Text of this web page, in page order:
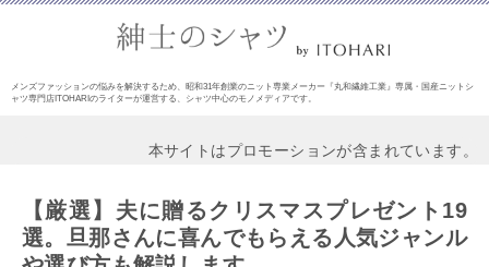
メンズファッションの悩みを解決するため、昭和31年創業のニット専業メーカー『丸和繊維工業』専属・国産ニットシ
ャツ専門店ITOHARIのライターが運営する、シャツ中心のモノメディアです。
本サイトはプロモーションが含まれています。
【厳選】夫に贈るクリスマスプレゼント19
選。旦那さんに喜んでもらえる人気ジャンル